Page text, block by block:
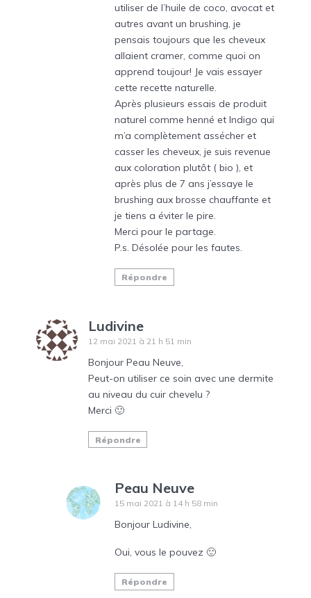
utiliser de l’huile de coco, avocat et
autres avant un brushing, je
pensais toujours que les cheveux
allaient cramer, comme quoi on
apprend toujour! Je vais essayer
cette recette naturelle.
Après plusieurs essais de produit
naturel comme henné et Indigo qui
m’a complètement assécher et
casser les cheveux, je suis revenue
aux coloration plutôt ( bio ), et
après plus de 7 ans j’essaye le
brushing aux brosse chauffante et
je tiens a éviter le pire.
Merci pour le partage.
P.s. Désolée pour les fautes.
Répondre
Ludivine
12 mai 2021 à 21 h 51 min
Bonjour Peau Neuve,
Peut-on utiliser ce soin avec une dermite
au niveau du cuir chevelu ?
Merci 🙂
Répondre
Peau Neuve
15 mai 2021 à 14 h 58 min
Bonjour Ludivine,
Oui, vous le pouvez 🙂
Répondre